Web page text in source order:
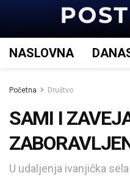
NASLOVNA
Početna Društvo
SAMI I
U udaljenja ivanjička